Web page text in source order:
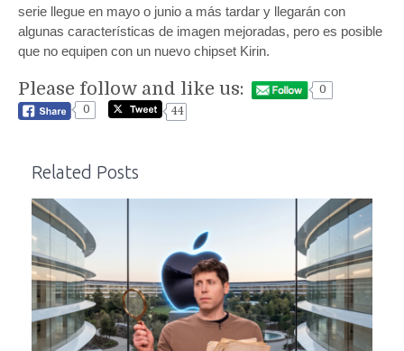
serie llegue en mayo o junio a más tardar y llegarán con
algunas características de imagen mejoradas, pero es posible
que no equipen con un nuevo chipset Kirin.
Please follow and like us:
0
0
44
Related Posts